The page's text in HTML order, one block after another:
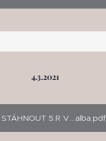
4.3.2021
STÁHNOUT 5.R V...alba.pdf